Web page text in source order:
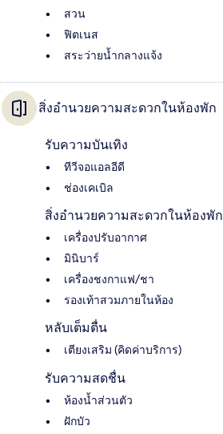
สวน
ฟิตเนส
สระว่ายน้ำกลางแจ้ง
สิ่งอำนวยความสะดวกในห้องพัก
รับความบันเทิง
ทีวีจอแอลอีดี
ช่องเคเบิล
สิ่งอำนวยความสะดวกในห้องพัก
เครื่องปรับอากาศ
มินิบาร์
เครื่องชงกาแฟ/ชา
รองเท้าสวมภายในห้อง
หลับเต็มตื่น
เตียงเสริม (คิดค่าบริการ)
รับความสดชื่น
ห้องน้ำส่วนตัว
ฝักบัว